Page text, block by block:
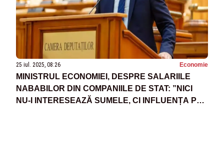
25 iul. 2025, 08:26 Economie
MINISTRUL ECONOMIEI, DESPRE SALARIILE
NABABILOR DIN COMPANIILE DE STAT: ”NICI
NU-I INTERESEAZĂ SUMELE, CI INFLUENȚA PE